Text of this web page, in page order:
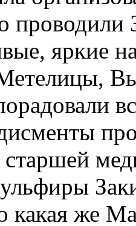
проводили
яркие
старшей
же